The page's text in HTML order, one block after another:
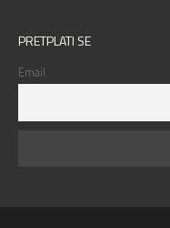
PRETPLATI SE
Email